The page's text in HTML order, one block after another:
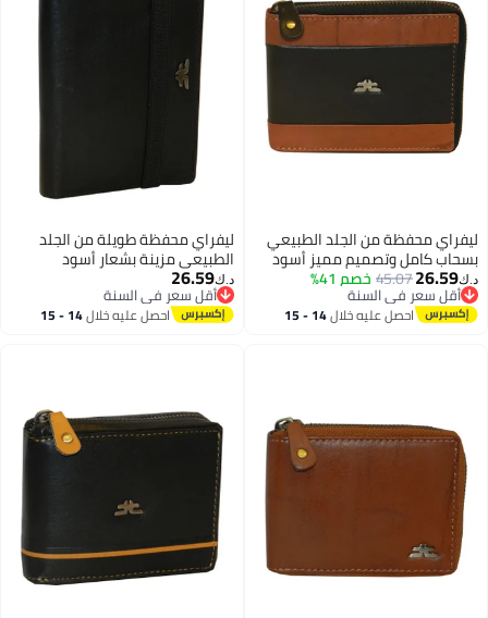
الجلد الطبيعي
مميز أسود
خصم 41%
عليه خلال 14 - 15
ليفراي محفظة طويلة من الجلد
الطبيعي مزينة بشعار أسود
د.ك‏26.59
أقل سعر في السنة
أقل سعر في السنة
احصل عليه خلال 14 - 15